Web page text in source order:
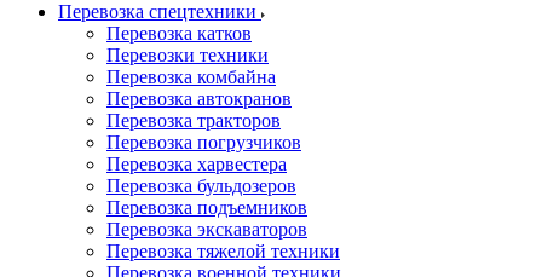
Перевозка спецтехники
Перевозка катков
Перевозки техники
Перевозка комбайна
Перевозка автокранов
Перевозка тракторов
Перевозка погрузчиков
Перевозка харвестера
Перевозка бульдозеров
Перевозка подъемников
Перевозка экскаваторов
Перевозка тяжелой техники
Перевозка военной техники